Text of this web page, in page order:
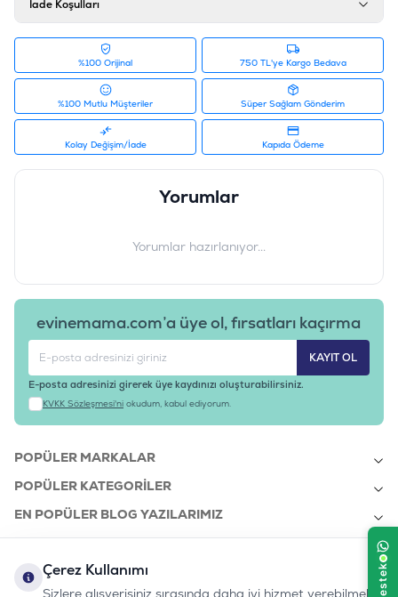
Ürün Etiketleri
İade Koşulları
%100 Orijinal 750 TL'ye Kargo Bedava
%100 Mutlu Müşteriler Süper Sağlam Gönderim
Kolay Değişim/İade Kapıda Ödeme
Yorumlar
Yorumlar hazırlanıyor...
evinemama.com’a üye ol, fırsatları kaçırma
KAYIT OL
E-posta adresinizi girerek üye kaydınızı oluşturabilirsiniz.
KVKK Sözleşmesi'ni okudum, kabul ediyorum.
POPÜLER MARKALAR
POPÜLER KATEGORILER
EN POPÜLER BLOG YAZILARIMIZ
KURUMSAL
Çerez Kullanımı
Sizlere alışverişiniz sırasında daha iyi hizmet verebilmek